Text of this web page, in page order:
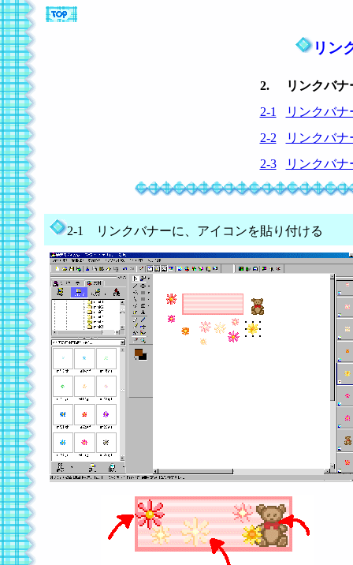
リン
2.
リンクバ
2-1
リンクバ
2-2
リンクバ
2-3
リンクバ
2-1 リンクバナーに、アイコンを貼り付ける